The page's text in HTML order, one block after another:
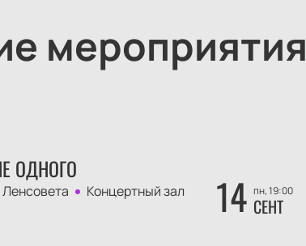
мероприятия
ОДНОГО
Концертный зал 14 пн, 19:00
СЕНТ